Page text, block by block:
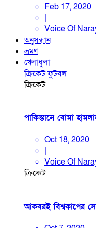
Feb 17, 2020
|
Voice Of
অনুসন্ধান
ভ্রমণ
খেলাধুলা
ক্রিকেটফুটবল
ক্রিকেট
পাকিস্তানে বোমা
Oct 18, 2020
|
Voice Of
ক্রিকেট
আকবরই বিশ্বকাপের